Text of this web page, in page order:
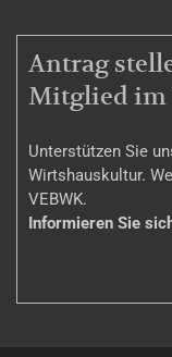
Antrag
Mitglied im
Unterstützen Sie
Wirtshauskultur.
VEBWK.
Informieren Sie